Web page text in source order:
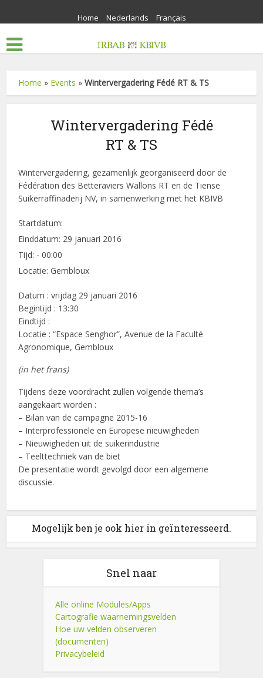
Home Nederlands Français
Home » Events »Wintervergadering Fédé RT & TS
Wintervergadering Fédé
RT & TS
Wintervergadering, gezamenlijk georganiseerd door de
Fédération des Betteraviers Wallons RT en de Tiense
Suikerraffinaderij NV, in samenwerking met het KBIVB
Startdatum:
Einddatum: 29 januari 2016
Tijd: - 00:00
Locatie:Gembloux
Datum : vrijdag 29 januari 2016
Begintijd : 13:30
Eindtijd :
Locatie : “Espace Senghor”, Avenue de la Faculté
Agronomique, Gembloux
(in het frans)
Tijdens deze voordracht zullen volgende thema’s
aangekaart worden :
– Bilan van de campagne 2015-16
– Interprofessionele en Europese nieuwigheden
– Nieuwigheden uit de suikerindustrie
– Teelttechniek van de biet
De presentatie wordt gevolgd door een algemene
discussie.
Mogelijk ben je ook hier in geïnteresseerd.
Snel naar
Alle online Modules/Apps
Cartografie waarnemingsvelden
Hoe uw velden observeren
(documenten)
Privacybeleid